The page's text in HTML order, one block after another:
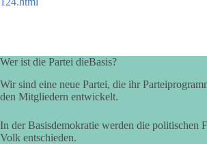
Wer ist die Partei dieBasis?
Wir sind eine neue Partei, die ihr
den Mitgliedern entwickelt.
In der Basisdemokratie werden die politischen
Volk entschieden.